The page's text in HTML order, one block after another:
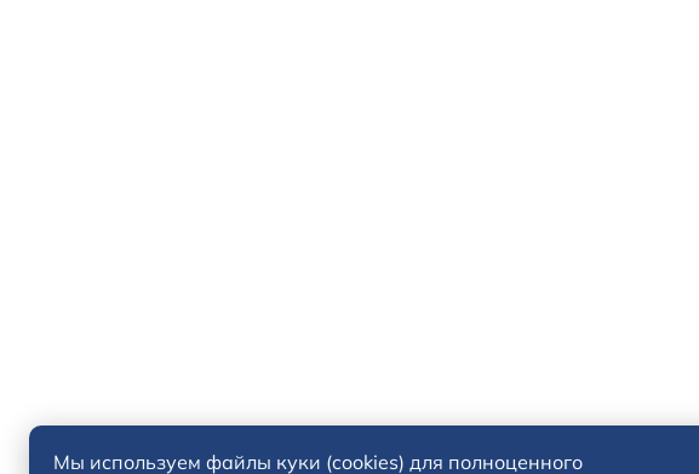
Мы используем файлы куки (cookies) для полноценного